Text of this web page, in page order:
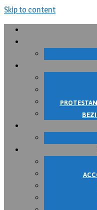
Skip to content